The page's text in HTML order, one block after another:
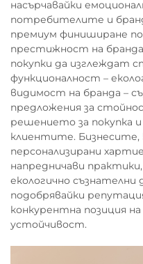
насърчавайки
потребителите и
премиум финиширане
престижност на
покупки да изглеждат
функционалност –
видимост на бранда –
предложения за
решението за покупка
клиентите.
персонализирани
напредничави
екологично съзнателни
подобрявайки
конкурентна позиция
устойчивост.